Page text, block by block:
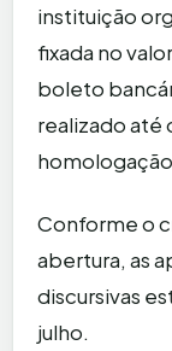
instituição
fixada no
boleto
realizado até
Conforme o
abertura, as
discursivas
julho.